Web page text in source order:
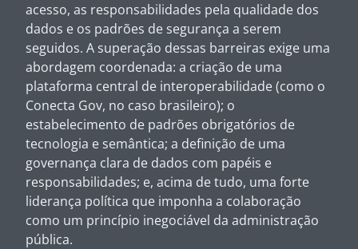
acesso, as responsabilidades pela qualidade dos
dados e os padrões de segurança a serem
seguidos. A superação dessas barreiras exige uma
abordagem coordenada: a criação de uma
plataforma central de interoperabilidade (como o
Conecta Gov, no caso brasileiro); o
estabelecimento de padrões obrigatórios de
tecnologia e semântica; a definição de uma
governança clara de dados com papéis e
responsabilidades; e, acima de tudo, uma forte
liderança política que imponha a colaboração
como um princípio inegociável da administração
pública.